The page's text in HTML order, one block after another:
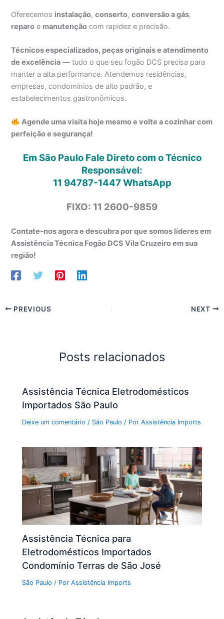
Oferecemos instalação,conserto,conversão a gás,
reparo e manutenção com rapidez e precisão.
Técnicos especializados, peças originais e atendimento
de excelência — tudo o que seu fogão DCS precisa para
manter a alta performance. Atendemos residências,
empresas, condomínios de alto padrão, e
estabelecimentos gastronômicos.
Agende uma visita hoje mesmo e volte a cozinhar com
perfeição e segurança!
Em São Paulo Fale Direto com o Técnico
Responsável:
11 94787-1447WhatsApp
FIXO: 11 2600-9859
Contate-nos agora e descubra por que somos líderes em
Assistência Técnica Fogão DCS Vila Cruzeiro em sua
região!
PREVIOUS NEXT
Posts relacionados
Assistência Técnica Eletrodomésticos
Importados São Paulo
Deixe um comentário / São Paulo / PorAssistência Imports
Assistência Técnica para
Eletrodomésticos Importados
Condomínio Terras de São José
São Paulo / PorAssistência Imports